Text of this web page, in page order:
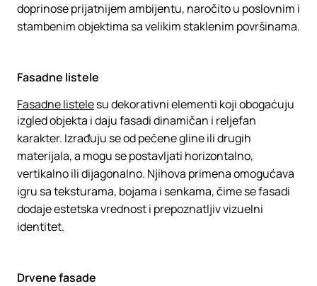
doprinose prijatnijem ambijentu, naročito u poslovnim i
stambenim objektima sa velikim staklenim površinama.
Fasadne listele
Fasadne listelesu dekorativni elementi koji obogaćuju
izgled objekta i daju fasadi dinamičan i reljefan
karakter. Izrađuju se od pečene gline ili drugih
materijala, a mogu se postavljati horizontalno,
vertikalno ili dijagonalno. Njihova primena omogućava
igru sa teksturama, bojama i senkama, čime se fasadi
dodaje estetska vrednost i prepoznatljiv vizuelni
identitet.
Drvene fasade